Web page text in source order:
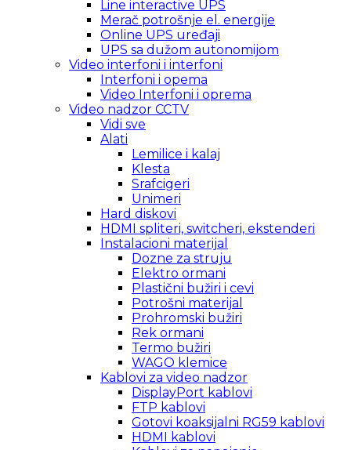
Line interactive UPS
Merač potrošnje el. energije
Online UPS uređaji
UPS sa dužom autonomijom
Video interfoni i interfoni
Interfoni i opema
Video Interfoni i oprema
Video nadzor CCTV
Vidi sve
Alati
Lemilice i kalaj
Klesta
Srafcigeri
Unimeri
Hard diskovi
HDMI spliteri, switcheri, ekstenderi
Instalacioni materijal
Dozne za struju
Elektro ormani
Plastični bužiri i cevi
Potrošni materijal
Prohromski bužiri
Rek ormani
Termo bužiri
WAGO klemice
Kablovi za video nadzor
DisplayPort kablovi
FTP kablovi
Gotovi koaksijalni RG59 kablovi
HDMI kablovi